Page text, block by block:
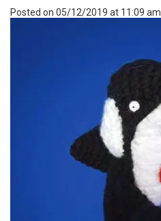
Posted on 05/12/2019 at 11:09 am